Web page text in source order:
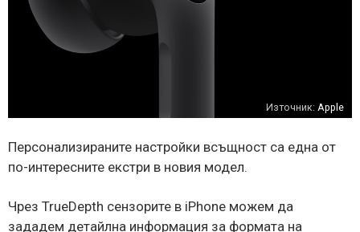
Източник: Apple
Персонализираните настройки всъщност са една от
по-интересните екстри в новия модел.
Чрез TrueDepth сензорите в iPhone можем да
зададем детайлна информация за формата на